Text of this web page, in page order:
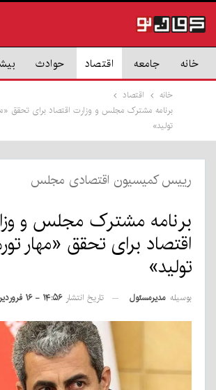
خانه جامعه اقتصاد حوادث
خانه
اقتصاد
برنامه مشترک مجلس و وزارت اقتصاد برای تحقق
تولید»
رییس کمیسیون اقتصادی مجلس
برنامه مشترک مجلس و
اقتصاد برای تحقق «مهار
تولید»
بوسیله مدیرمسئول تاریخ انتشار ۱۴:۵۶ - ۱۶ فروردین ۱۴۰۲